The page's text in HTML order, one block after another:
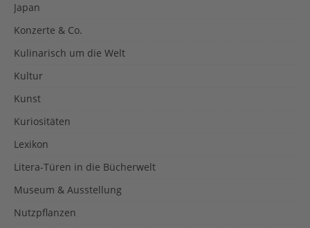
Japan
Konzerte & Co.
Kulinarisch um die Welt
Kultur
Kunst
Kuriositäten
Lexikon
Litera-Türen in die Bücherwelt
Museum & Ausstellung
Nutzpflanzen